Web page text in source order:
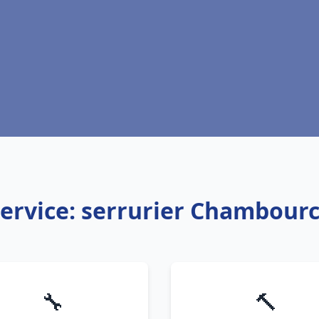
serrurier
🔧 🔨